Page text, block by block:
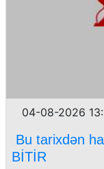
04-08-2026
Bu tarixdən
BİTİR